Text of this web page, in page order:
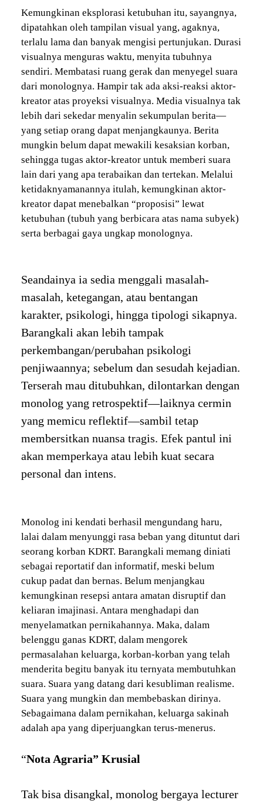
Kemungkinan eksplorasi ketubuhan itu, sayangnya,
dipatahkan oleh tampilan visual yang, agaknya,
terlalu lama dan banyak mengisi pertunjukan. Durasi
visualnya menguras waktu, menyita tubuhnya
sendiri. Membatasi ruang gerak dan menyegel suara
dari monolognya. Hampir tak ada aksi-reaksi aktor-
kreator atas proyeksi visualnya. Media visualnya tak
lebih dari sekedar menyalin sekumpulan berita—
yang setiap orang dapat menjangkaunya. Berita
mungkin belum dapat mewakili kesaksian korban,
sehingga tugas aktor-kreator untuk memberi suara
lain dari yang apa terabaikan dan tertekan. Melalui
ketidaknyamanannya itulah, kemungkinan aktor-
kreator dapat menebalkan “proposisi” lewat
ketubuhan (tubuh yang berbicara atas nama subyek)
serta berbagai gaya ungkap monolognya.
Seandainya ia sedia menggali masalah-
masalah, ketegangan, atau bentangan
karakter, psikologi, hingga tipologi sikapnya.
Barangkali akan lebih tampak
perkembangan/perubahan psikologi
penjiwaannya; sebelum dan sesudah kejadian.
Terserah mau ditubuhkan, dilontarkan dengan
monolog yang retrospektif—laiknya cermin
yang memicu reflektif—sambil tetap
membersitkan nuansa tragis. Efek pantul ini
akan memperkaya atau lebih kuat secara
personal dan intens.
Monolog ini kendati berhasil mengundang haru,
lalai dalam menyunggi rasa beban yang dituntut dari
seorang korban KDRT. Barangkali memang diniati
sebagai reportatif dan informatif, meski belum
cukup padat dan bernas. Belum menjangkau
kemungkinan resepsi antara amatan disruptif dan
keliaran imajinasi. Antara menghadapi dan
menyelamatkan pernikahannya. Maka, dalam
belenggu ganas KDRT, dalam mengorek
permasalahan keluarga, korban-korban yang telah
menderita begitu banyak itu ternyata membutuhkan
suara. Suara yang datang dari kesubliman realisme.
Suara yang mungkin dan membebaskan dirinya.
Sebagaimana dalam pernikahan, keluarga sakinah
adalah apa yang diperjuangkan terus-menerus.
“Nota Agraria” Krusial
Tak bisa disangkal, monolog bergaya lecturer